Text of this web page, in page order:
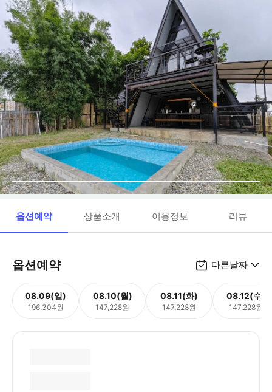
옵션예약 상품소개 이용정보 리뷰
옵션예약 다른날짜
08.09(일)
196,304원
08.10(월)
147,228원
08.11(화)
147,228원
08.12(수)
147,228원